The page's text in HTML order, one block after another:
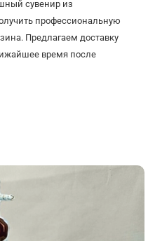
сувенир из
профессиональную
Предлагаем доставку
время после